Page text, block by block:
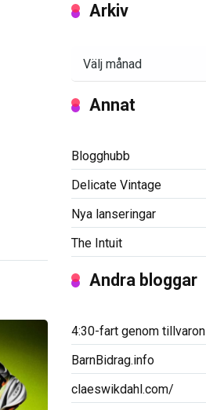
Arkiv
Annat
Blogghubb
Delicate Vintage
Nya lanseringar
The Intuit
Andra bloggar
4:30-fart genom tillvaron
BarnBidrag.info
claeswikdahl.com/